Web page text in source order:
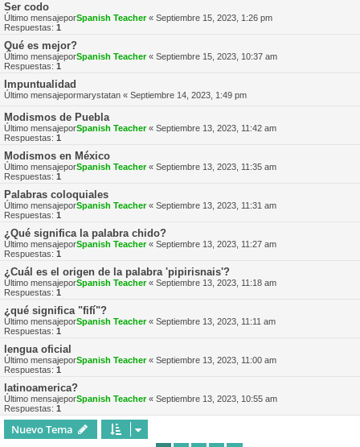
Ser codo
Último mensajeporSpanish Teacher« Septiembre 15, 2023, 1:26 pm
Respuestas: 1
Qué es mejor?
Último mensajeporSpanish Teacher« Septiembre 15, 2023, 10:37 am
Respuestas: 1
Impuntualidad
Último mensajepormarystatan « Septiembre 14, 2023, 1:49 pm
Modismos de Puebla
Último mensajeporSpanish Teacher« Septiembre 13, 2023, 11:42 am
Respuestas: 1
Modismos en México
Último mensajeporSpanish Teacher« Septiembre 13, 2023, 11:35 am
Respuestas: 1
Palabras coloquiales
Último mensajeporSpanish Teacher« Septiembre 13, 2023, 11:31 am
Respuestas: 1
¿Qué significa la palabra chido?
Último mensajeporSpanish Teacher« Septiembre 13, 2023, 11:27 am
Respuestas: 1
¿Cuál es el origen de la palabra 'pipirisnais'?
Último mensajeporSpanish Teacher« Septiembre 13, 2023, 11:18 am
Respuestas: 1
¿qué significa "fifí"?
Último mensajeporSpanish Teacher« Septiembre 13, 2023, 11:11 am
Respuestas: 1
lengua oficial
Último mensajeporSpanish Teacher« Septiembre 13, 2023, 11:00 am
Respuestas: 1
latinoamerica?
Último mensajeporSpanish Teacher« Septiembre 13, 2023, 10:55 am
Respuestas: 1
Nuevo Tema